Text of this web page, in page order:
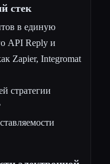
стек
в единую
API Reply и
Zapier, Integromat
стратегии